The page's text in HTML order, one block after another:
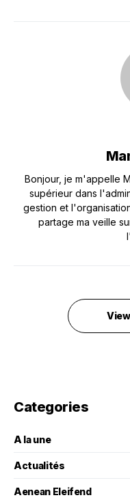
Bonjour, je m'appelle
supérieur dans
gestion et
partage ma veille
Categories
A la une
Actualités
Aenean Eleifend